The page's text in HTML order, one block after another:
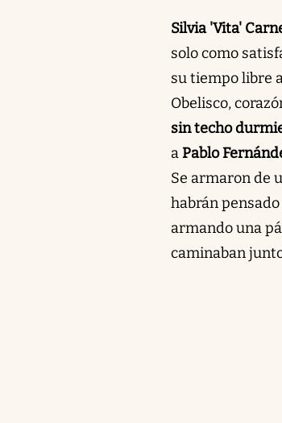
Silvia 'Vita'
solo como
su tiempo libre
Obelisco,
sin techo
aPablo
Se armaron de
habrán
armando una
caminaban